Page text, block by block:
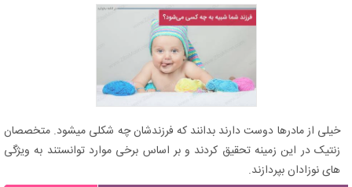
خیلی از مادرها دوست دارند بدانند که فرزندشان چه شکلی میشود. متخصصان
زنتیک در این زمینه تحقیق کردند و بر اساس برخی موارد توانستند به ویژگی
های نوزادان بپردازند.